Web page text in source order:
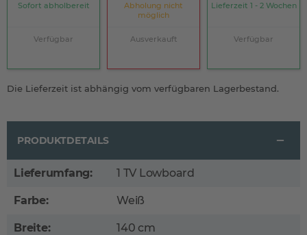
Sofort abholbereit
Verfügbar
Abholung nicht
möglich
Ausverkauft
Lieferzeit 1 - 2 Wochen
Verfügbar
Die Lieferzeit ist abhängig vom verfügbaren Lagerbestand.
PRODUKTDETAILS
Lieferumfang: 1 TV Lowboard
Farbe: Weiß
Breite: 140 cm